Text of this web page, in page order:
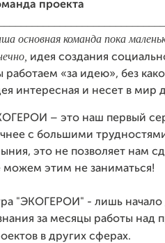
проекта
основная команда пока
идея создания
работаем «за идею», без
интересная и несет в мир
– это наш первый
с большими
это не позволяет нам
можем этим не заниматься!
"ЭКОГЕРОИ" - лишь начало
за месяцы работы над
в других сферах.